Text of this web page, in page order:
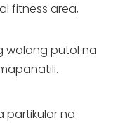
fitness area,
walang putol na
partikular na